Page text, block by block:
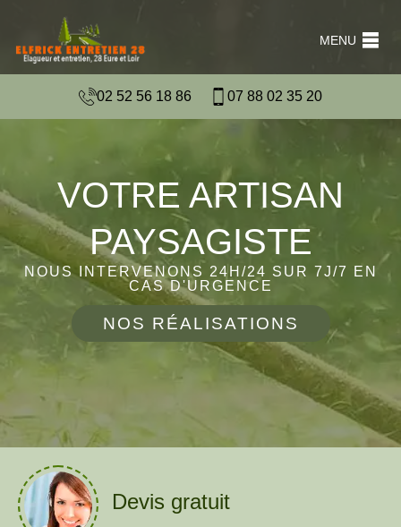
MENU
02 52 56 18 86 07 88 02 35 20
VOTRE ARTISAN
PAYSAGISTE
NOUS INTERVENONS 24H/24 SUR 7J/7 EN
CAS D'URGENCE
NOS RÉALISATIONS
Devis gratuit